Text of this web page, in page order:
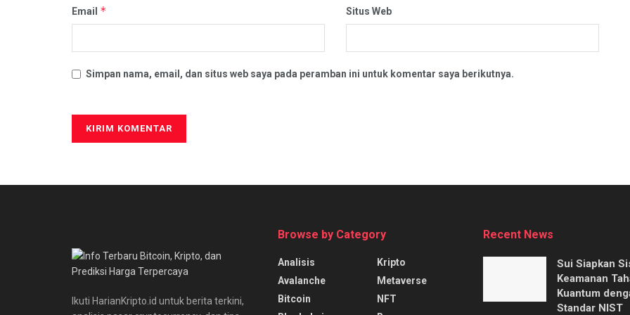
Email * Situs Web
Simpan nama, email, dan situs web saya pada peramban ini untuk komentar saya berikutnya.
Ikuti HarianKripto.id untuk berita terkini,
Browse by Category
Analisis
Avalanche
Bitcoin
Kripto
Metaverse
NFT
Recent News
Sui Siapkan
Keamanan
Kuantum
Standar NIST